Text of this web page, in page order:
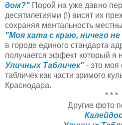
дом?" Порой на уже давно
десятилетиями (!) висят их
сохраняя ментальность
"Моя хата с краю, ничего
в городе единого стандарта
получается эффект который я
Уличных Табличек" - это моя
табличек как части зримого
Краснодара.
* * *
Другие фото